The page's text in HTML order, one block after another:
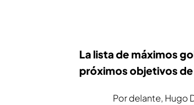
La lista de máximos
próximos objetivos
Por delante, Hugo